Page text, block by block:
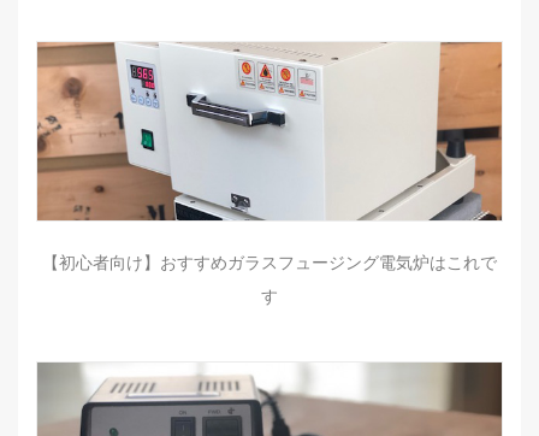
【初心者向け】おすすめガラスフュージング電気炉はこれで
す